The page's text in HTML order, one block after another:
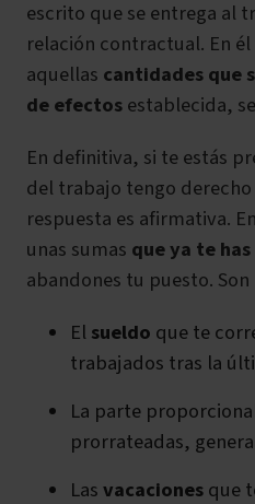
escrito que se entrega al
relación contractual. En
aquellas cantidades que
de efectosestablecida,
En definitiva, si te estás
del trabajo tengo
respuesta es afirmativa.
unas sumas que ya te
abandones tu puesto.
Elsueldo que te
trabajados tras la
La parte
prorrateadas,
Lasvacacionesque